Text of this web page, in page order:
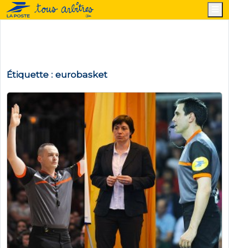
Étiquette : eurobasket